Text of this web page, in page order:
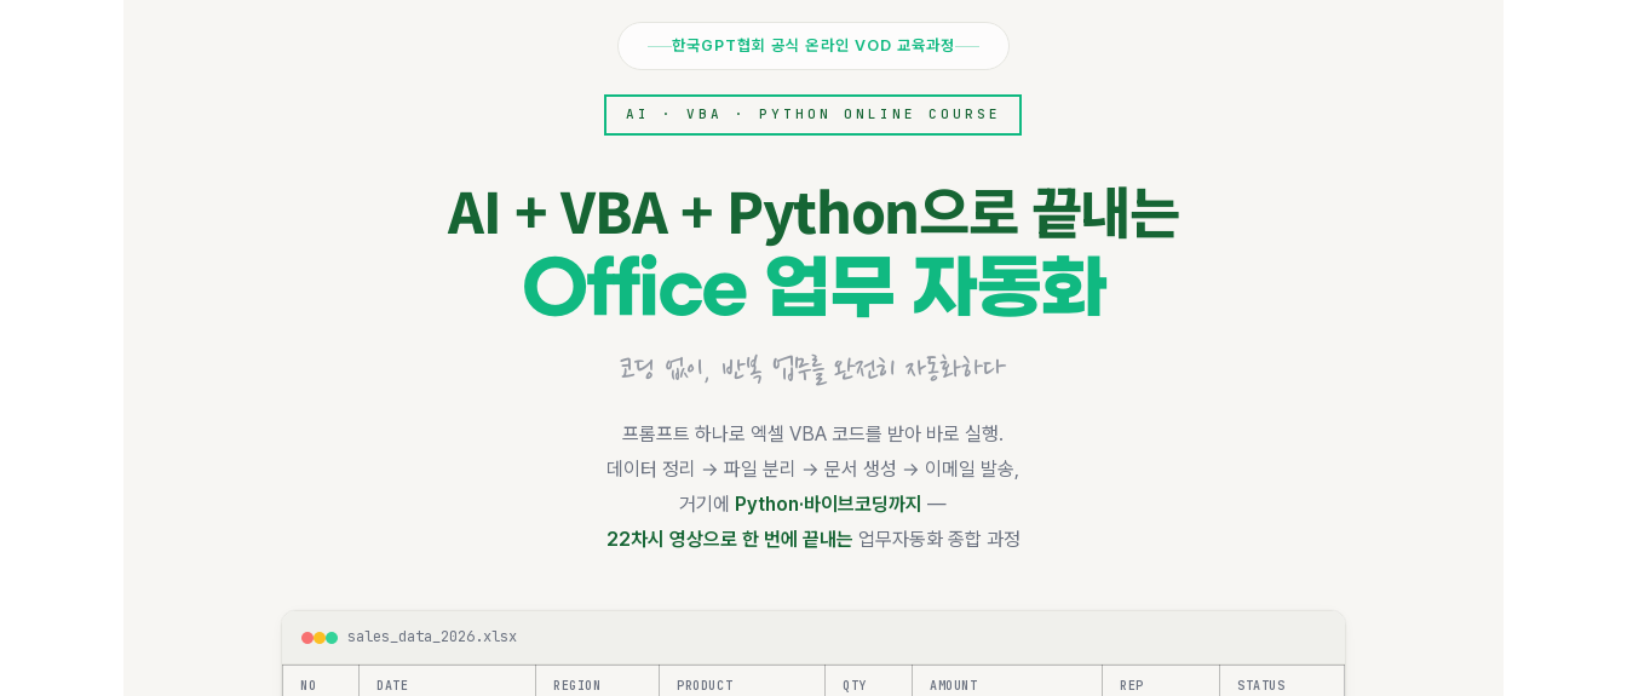
한국GPT협회 공식 온라인 VOD 교육과정
AI · VBA · PYTHON ONLINE COURSE
AI + VBA + Python으로 끝내는
Office 업무 자동화
코딩 없이, 반복 업무를 완전히 자동화하다
프롬프트 하나로 엑셀 VBA 코드를 받아 바로 실행.
데이터 정리 → 파일 분리 → 문서 생성 → 이메일 발송,
거기에
Python·바이브코딩까지 —
22차시 영상으로 한 번에 끝내는 업무자동화 종합 과정
sales_data_2026.xlsx
NO DATE REGION PRODUCT QTY AMOUNT REP STATUS